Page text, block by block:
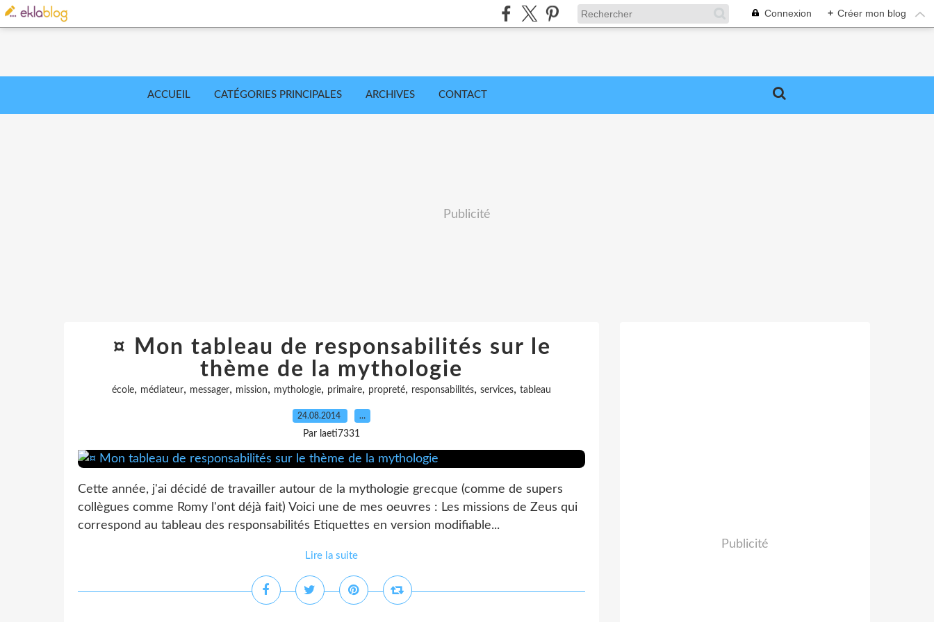
Connexion + Créer mon blog
ACCUEIL CATÉGORIES PRINCIPALES ARCHIVES CONTACT
Publicité
¤ Mon tableau de responsabilités sur le
thème de la mythologie
école, médiateur, messager, mission, mythologie, primaire, propreté, responsabilités, services, tableau
24.08.2014 …
Par laeti7331
Cette année, j'ai décidé de travailler autour de la mythologie grecque (comme de supers
collègues comme Romy l'ont déjà fait) Voici une de mes oeuvres : Les missions de Zeus qui
correspond au tableau des responsabilités Etiquettes en version modifiable...
Lire la suite
Publicité